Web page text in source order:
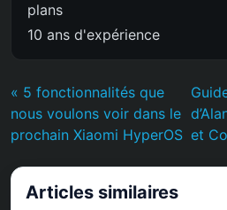
plans
10 ans d'expérience
« 5 fonctionnalités que
nous voulons voir dans le
prochain Xiaomi HyperOS et
Articles similaires